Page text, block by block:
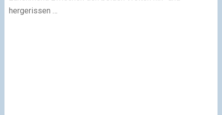
hergerissen …